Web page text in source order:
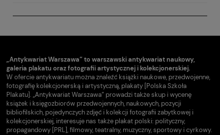
„Antykwariat Warszawa” to warszawski antykwariat naukowy,
galeria plakatu oraz fotografii artystycznej i kolekcjonerskiej.
W ofercie antykwariatu można znaleźć książki naukowe, przedwojenne,
fotografię kolekcjonerską i artystyczną, plakaty [Polska Szkoła
Plakatu]. „Antykwariat Warszawa” prowadzi także skup i wycenę
książek i księgozbiorów przedwojennych, naukowych, pozycji
bibliofilskich, pojedynczych zdjęć i kolekcji fotografii zabytkowej i
kolekcjonerskiej, interesuje nas także plakat polski: polityczny,
propagandowy [PRL], filmowy, teatralny, muzyczny, sportowy i cyrkowy.